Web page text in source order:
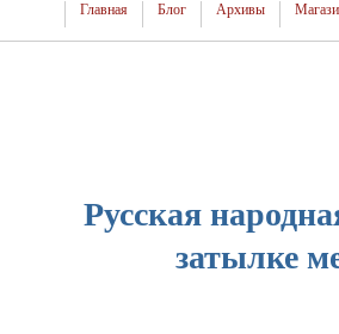
Главная Блог Архивы
Русская
затылке